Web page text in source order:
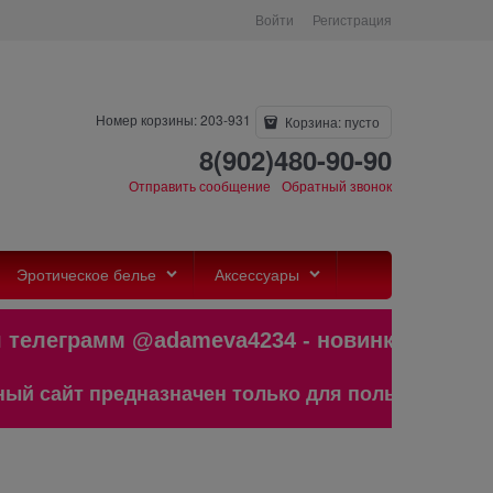
Войти Регистрация
Номер корзины: 203-931 Корзина: пусто
8(902)480-90-90
Отправить сообщение Обратный звонок
Эротическое белье Аксессуары
@adameva4234 -
предназначен только для пользователей